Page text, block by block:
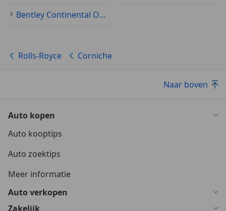
Dubbele airbag
Overig
Verwarmde stoelen voor
Bentley Continental Occasion
Rolls-Royce Corniche
Naar boven
Auto kopen
Auto kooptips
Auto zoektips
Meer informatie
Auto verkopen
Zakelijk